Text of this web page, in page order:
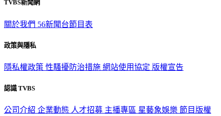
TVBS新聞網
關於我們 56新聞台節目表
政策與隱私
隱私權政策 性騷擾防治措施 網站使用協定 版權宣告
認識 TVBS
公司介紹 企業動態 人才招募 主播專區 星藝象娛樂 節目版權